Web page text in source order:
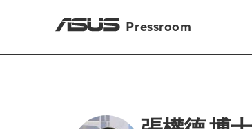
Pressroom